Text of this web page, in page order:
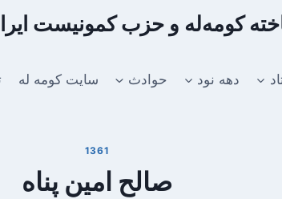
کومه‌له و حزب کمونیست
دهه نود حوادث سایت کومه له
1361
صالح امین پناه